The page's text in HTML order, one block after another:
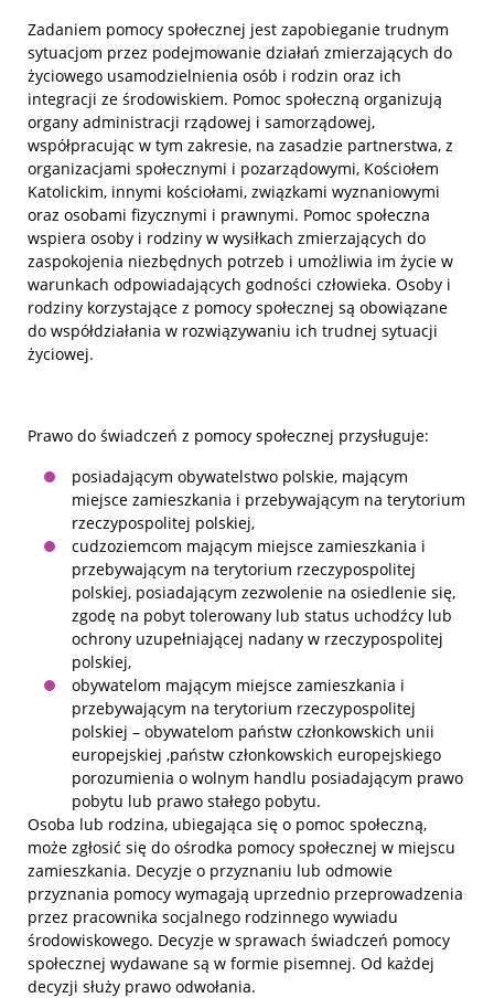
Zadaniem pomocy społecznej jest zapobieganie trudnym
sytuacjom przez podejmowanie działań zmierzających do
życiowego usamodzielnienia osób i rodzin oraz ich
integracji ze środowiskiem. Pomoc społeczną organizują
organy administracji rządowej i samorządowej,
współpracując w tym zakresie, na zasadzie partnerstwa, z
organizacjami społecznymi i pozarządowymi, Kościołem
Katolickim, innymi kościołami, związkami wyznaniowymi
oraz osobami fizycznymi i prawnymi. Pomoc społeczna
wspiera osoby i rodziny w wysiłkach zmierzających do
zaspokojenia niezbędnych potrzeb i umożliwia im życie w
warunkach odpowiadających godności człowieka. Osoby i
rodziny korzystające z pomocy społecznej są obowiązane
do współdziałania w rozwiązywaniu ich trudnej sytuacji
życiowej.
Prawo do świadczeń z pomocy społecznej przysługuje:
posiadającym obywatelstwo polskie, mającym
miejsce zamieszkania i przebywającym na terytorium
rzeczypospolitej polskiej,
cudzoziemcom mającym miejsce zamieszkania i
przebywającym na terytorium rzeczypospolitej
polskiej, posiadającym zezwolenie na osiedlenie się,
zgodę na pobyt tolerowany lub status uchodźcy lub
ochrony uzupełniającej nadany w rzeczypospolitej
polskiej,
obywatelom mającym miejsce zamieszkania i
przebywającym na terytorium rzeczypospolitej
polskiej – obywatelom państw członkowskich unii
europejskiej ,państw członkowskich europejskiego
porozumienia o wolnym handlu posiadającym prawo
pobytu lub prawo stałego pobytu.
Osoba lub rodzina, ubiegająca się o pomoc społeczną,
może zgłosić się do ośrodka pomocy społecznej w miejscu
zamieszkania. Decyzje o przyznaniu lub odmowie
przyznania pomocy wymagają uprzednio przeprowadzenia
przez pracownika socjalnego rodzinnego wywiadu
środowiskowego. Decyzje w sprawach świadczeń pomocy
społecznej wydawane są w formie pisemnej. Od każdej
decyzji służy prawo odwołania.